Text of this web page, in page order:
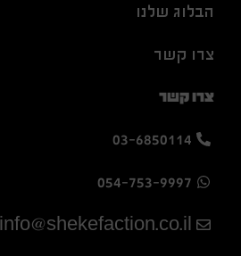
הבלוג שלנו
צרו קשר
צרו קשר
03-6850114
054-753-9997
info@shekefaction.co.il